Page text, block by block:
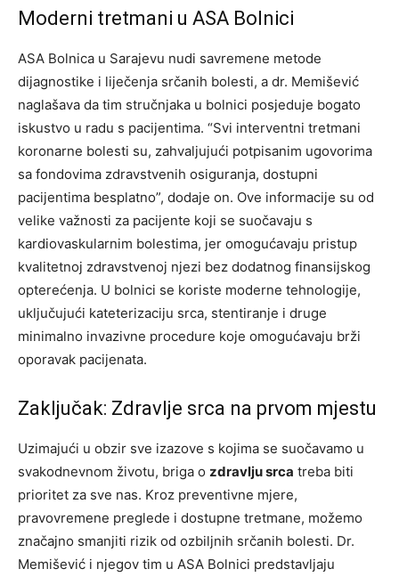
Moderni tretmani u ASA Bolnici
ASA Bolnica u Sarajevu nudi savremene metode
dijagnostike i liječenja srčanih bolesti, a dr. Memišević
naglašava da tim stručnjaka u bolnici posjeduje bogato
iskustvo u radu s pacijentima. “Svi interventni tretmani
koronarne bolesti su, zahvaljujući potpisanim ugovorima
sa fondovima zdravstvenih osiguranja, dostupni
pacijentima besplatno”, dodaje on. Ove informacije su od
velike važnosti za pacijente koji se suočavaju s
kardiovaskularnim bolestima, jer omogućavaju pristup
kvalitetnoj zdravstvenoj njezi bez dodatnog finansijskog
opterećenja. U bolnici se koriste moderne tehnologije,
uključujući kateterizaciju srca, stentiranje i druge
minimalno invazivne procedure koje omogućavaju brži
oporavak pacijenata.
Zaključak: Zdravlje srca na prvom mjestu
Uzimajući u obzir sve izazove s kojima se suočavamo u
svakodnevnom životu, briga o zdravlju srca treba biti
prioritet za sve nas. Kroz preventivne mjere,
pravovremene preglede i dostupne tretmane, možemo
značajno smanjiti rizik od ozbiljnih srčanih bolesti. Dr.
Memišević i njegov tim u ASA Bolnici predstavljaju